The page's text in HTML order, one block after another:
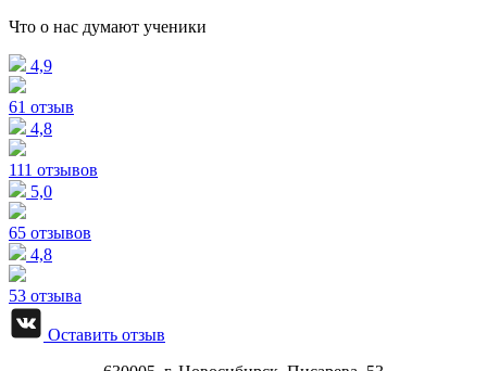
Что о нас думают ученики
4,9
61 отзыв
4,8
111 отзывов
5,0
65 отзывов
4,8
53 отзыва
Оставить отзыв